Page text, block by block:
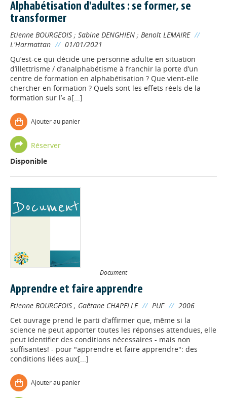
Alphabétisation d'adultes : se former, se
transformer
Etienne BOURGEOIS ; Sabine DENGHIEN ; Benoît LEMAIRE //
L'Harmattan // 01/01/2021
Qu’est-ce qui décide une personne adulte en situation
d’illettrisme / d’analphabétisme à franchir la porte d’un
centre de formation en alphabétisation ? Que vient-elle
chercher en formation ? Quels sont les effets réels de la
formation sur l’« a[...]
Ajouter au panier
Réserver
Disponible
Document
Apprendre et faire apprendre
Etienne BOURGEOIS ; Gaëtane CHAPELLE // PUF // 2006
Cet ouvrage prend le parti d’affirmer que, même si la
science ne peut apporter toutes les réponses attendues, elle
peut identifier des conditions nécessaires - mais non
suffisantes! - pour "apprendre et faire apprendre": des
conditions liées aux[...]
Ajouter au panier